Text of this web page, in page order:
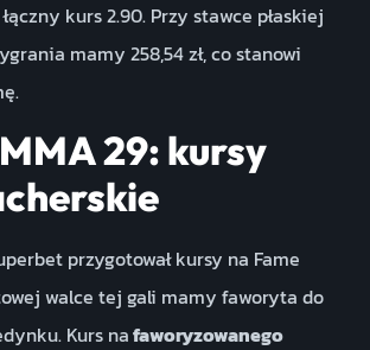
kurs 2.90. Przy stawce płaskiej
mamy 258,54 zł, co stanowi
29: kursy
przygotował kursy na Fame
walce tej gali mamy faworyta do
Kurs nafaworyzowanego